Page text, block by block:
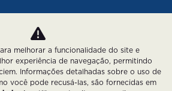
Seu bem maior é a vida.
melhorar a funcionalidade do site e
experiência de navegação, permitindo
Informações detalhadas sobre o uso de
você pode recusá-las, são fornecidas em